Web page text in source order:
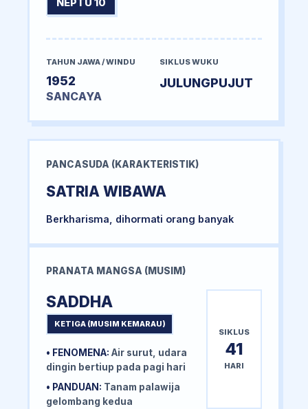
NEPTU 10
TAHUN JAWA / WINDU
1952
SANCAYA
SIKLUS WUKU
JULUNGPUJUT
PANCASUDA (KARAKTERISTIK)
SATRIA WIBAWA
Berkharisma, dihormati orang banyak
PRANATA MANGSA (MUSIM)
SADDHA
KETIGA (MUSIM KEMARAU)
• FENOMENA: Air surut, udara
dingin bertiup pada pagi hari
• PANDUAN: Tanam palawija
gelombang kedua
SIKLUS
41
HARI